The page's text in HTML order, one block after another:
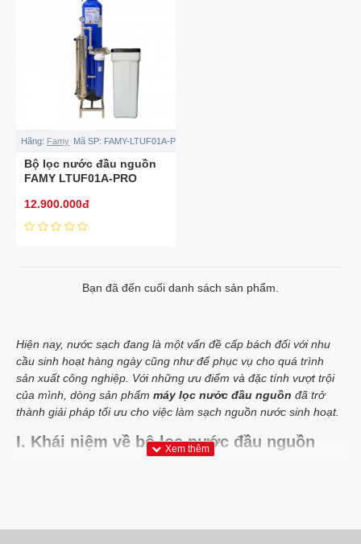
Hãng: Famy Mã SP: FAMY-LTUF01A-PRO
Bộ lọc nước đầu nguồn
FAMY LTUF01A-PRO
12.900.000đ
Bạn đã đến cuối danh sách sản phẩm.
Hiện nay, nước sạch đang là một vấn đề cấp bách đối với nhu
cầu sinh hoạt hàng ngày cũng như để phục vụ cho quá trình
sản xuất công nghiệp. Với những ưu điểm và đặc tính vượt trội
của mình, dòng sản phẩm máy lọc nước đầu nguồn đã trở
thành giải pháp tối ưu cho việc làm sạch nguồn nước sinh hoạt.
I. Khái niệm về bộ lọc nước đầu nguồn